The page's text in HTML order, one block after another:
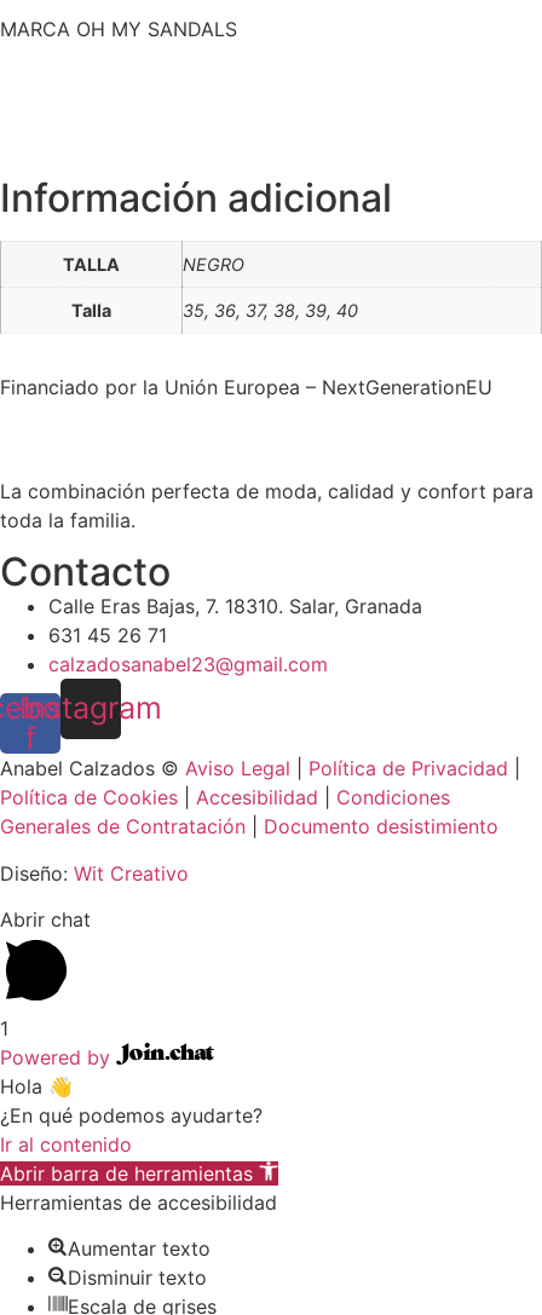
MARCA OH MY SANDALS
Información adicional
TALLA NEGRO
Talla 35, 36, 37, 38, 39, 40
Financiado por la Unión Europea – NextGenerationEU
La combinación perfecta de moda, calidad y confort para
toda la familia.
Contacto
Calle Eras Bajas, 7. 18310. Salar, Granada
631 45 26 71
calzadosanabel23@gmail.com
f
Instagram
Anabel Calzados © Aviso Legal Política de Privacidad
Política de Cookies
Accesibilidad
Condiciones
Generales de Contratación
Documento desistimiento
Diseño: Wit Creativo
Abrir chat
1
Powered by
Hola 👋
¿En qué podemos ayudarte?
Ir al contenido
Abrir barra de herramientas
Herramientas de accesibilidad
Aumentar texto
Disminuir texto
Escala de grises